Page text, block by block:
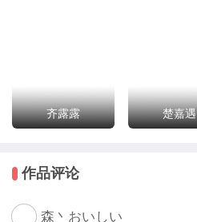
*周更5K+，完结预计30w。
齐露露 楚嘉遇
作品评论
森丶おいしい